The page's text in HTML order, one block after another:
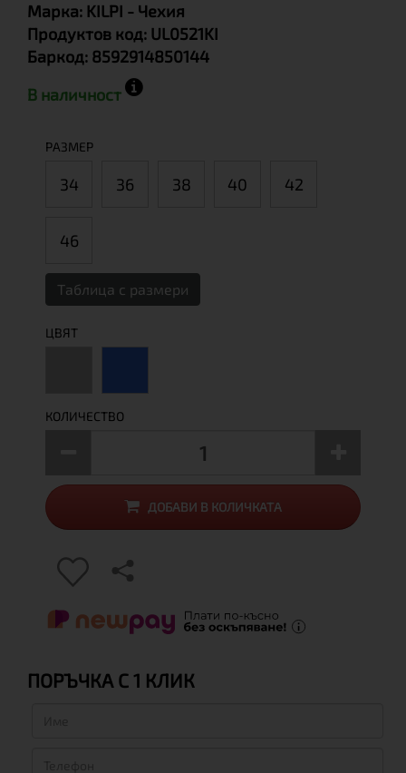
Марка: KILPI - Чехия
Продуктов код: UL0521KI
Баркод: 8592914850144
В наличност
РАЗМЕР
34 36 38 40 42
46
Таблица с размери
ЦВЯТ
КОЛИЧЕСТВО
ДОБАВИ В КОЛИЧКАТА
ПОРЪЧКА С 1 КЛИК